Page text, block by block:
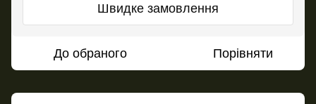
Швидке замовлення
До обраного Порівняти